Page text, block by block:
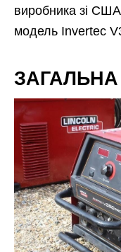
виробника зі
модель Invertec